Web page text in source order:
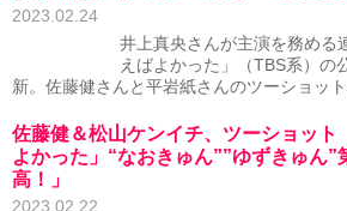
2023.02.24
井上真央さんが主演を務める
えばよかった」（TBS系）の
新。佐藤健さんと平岩紙さんのツーショッ
佐藤健＆松山ケンイチ、ツーショッ
よかった」“なおきゅん””ゆずきゅん”
高！」
2023.02.22